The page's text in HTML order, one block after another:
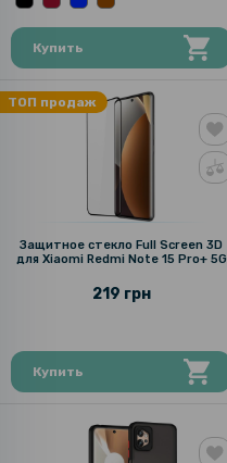
Купить
ТОП продаж
Защитное стекло Full Screen 3D
для Xiaomi Redmi Note 15 Pro+ 5G
219 грн
Купить